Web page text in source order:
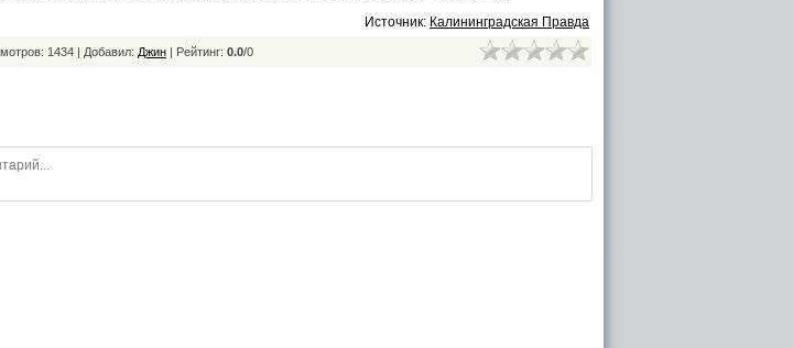
Источник: Калининградская Правда
1434 | Добавил: Джин | Рейтинг: 0.0/0